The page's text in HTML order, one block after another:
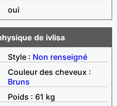
oui
de ivlisa
Style : Non renseigné
Couleur des cheveux :
Bruns
Poids : 61 kg